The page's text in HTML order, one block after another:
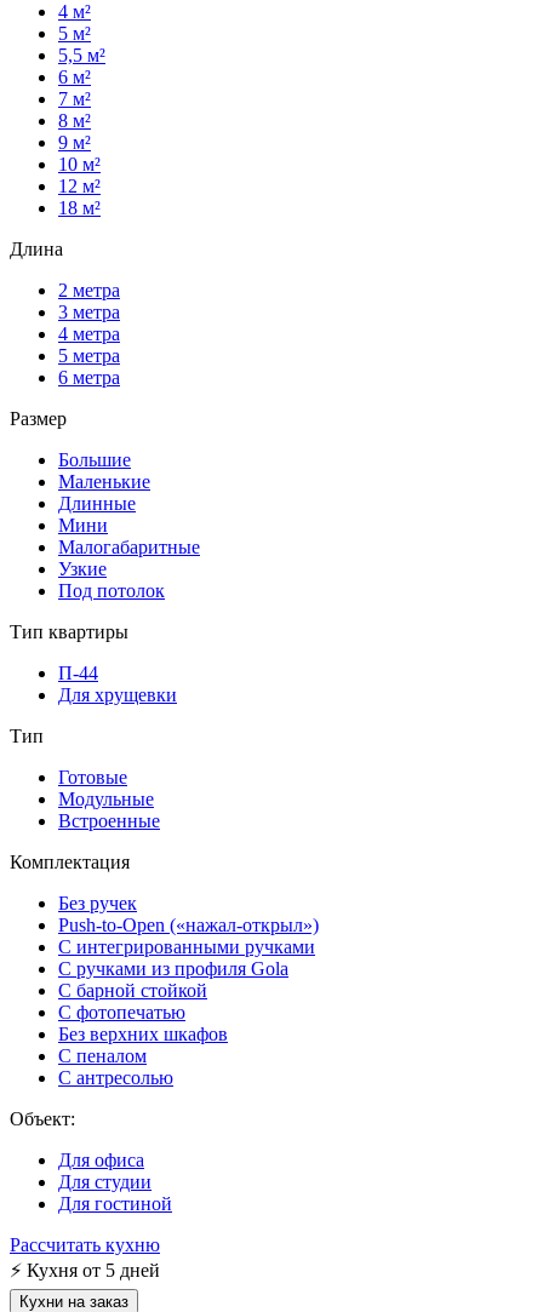
4 м²
5 м²
5,5 м²
6 м²
7 м²
8 м²
9 м²
10 м²
12 м²
18 м²
Длина
2 метра
3 метра
4 метра
5 метра
6 метра
Размер
Большие
Маленькие
Длинные
Мини
Малогабаритные
Узкие
Под потолок
Тип квартиры
П-44
Для хрущевки
Тип
Готовые
Модульные
Встроенные
Комплектация
Без ручек
Push-to-Open («нажал-открыл»)
С интегрированными ручками
С ручками из профиля Gola
С барной стойкой
С фотопечатью
Без верхних шкафов
С пеналом
С антресолью
Объект:
Для офиса
Для студии
Для гостиной
Рассчитать кухню
⚡ Кухня от 5 дней
Кухни на заказ